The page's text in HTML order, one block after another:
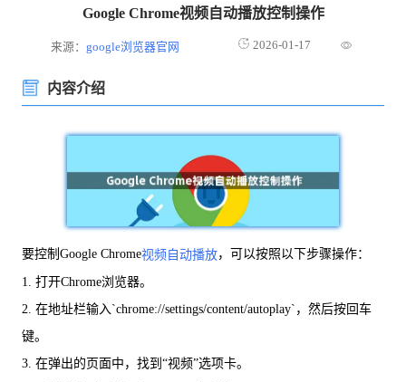
Google Chrome视频自动播放控制操作
来源：google浏览器官网 2026-01-17
内容介绍
要控制Google Chrome视频自动播放，可以按照以下步骤操作：
1. 打开Chrome浏览器。
2. 在地址栏输入`chrome://settings/content/autoplay`，然后按回车
键。
3. 在弹出的页面中，找到“视频”选项卡。